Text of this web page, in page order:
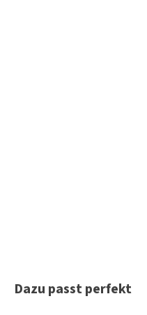
Produktgalerie überspringen
Dazu passt perfekt